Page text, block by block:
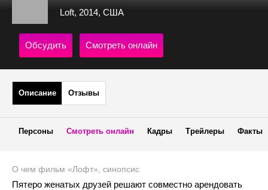
Loft, 2014, США
Обсудить Смотреть онлайн
Описание Отзывы
Персоны Смотреть онлайн Кадры Трейлеры Факты
О чем фильм «Лофт», синопсис
Пятеро женатых друзей решают совместно арендовать